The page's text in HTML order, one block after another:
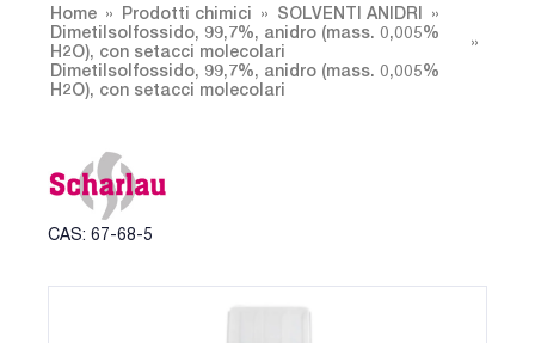
Home Prodotti chimici
SOLVENTI ANIDRI
Dimetilsolfossido, 99,7%, anidro (mass. 0,005%
H2O), con setacci molecolari
Dimetilsolfossido, 99,7%, anidro (mass. 0,005%
H2O), con setacci molecolari
CAS: 67-68-5